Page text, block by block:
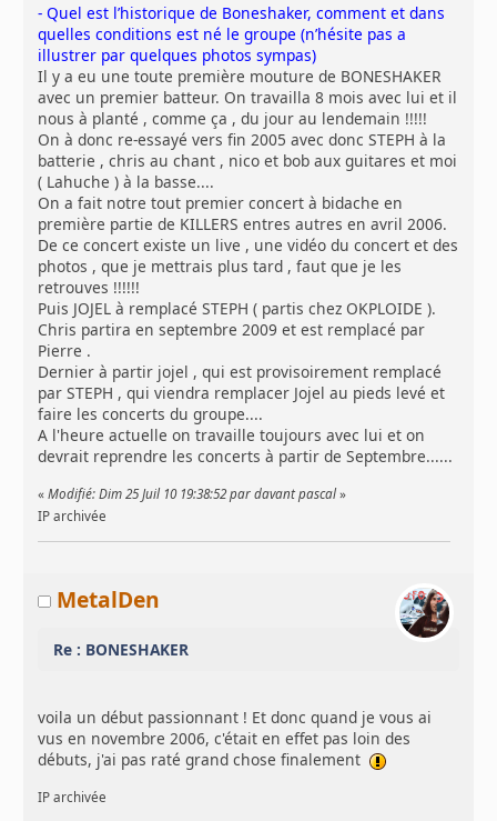
- Quel est l’historique de Boneshaker, comment et dans
quelles conditions est né le groupe (n’hésite pas a
illustrer par quelques photos sympas)
Il y a eu une toute première mouture de BONESHAKER
avec un premier batteur. On travailla 8 mois avec lui et il
nous à planté , comme ça , du jour au lendemain !!!!!
On à donc re-essayé vers fin 2005 avec donc STEPH à la
batterie , chris au chant , nico et bob aux guitares et moi
( Lahuche ) à la basse....
On a fait notre tout premier concert à bidache en
première partie de KILLERS entres autres en avril 2006.
De ce concert existe un live , une vidéo du concert et des
photos , que je mettrais plus tard , faut que je les
retrouves !!!!!!
Puis JOJEL à remplacé STEPH ( partis chez OKPLOIDE ).
Chris partira en septembre 2009 et est remplacé par
Pierre .
Dernier à partir jojel , qui est provisoirement remplacé
par STEPH , qui viendra remplacer Jojel au pieds levé et
faire les concerts du groupe....
A l'heure actuelle on travaille toujours avec lui et on
devrait reprendre les concerts à partir de Septembre......
«Modifié: Dim 25 Juil 10 19:38:52 par davant pascal»
IP archivée
MetalDen
Re : BONESHAKER
voila un début passionnant ! Et donc quand je vous ai
vus en novembre 2006, c'était en effet pas loin des
débuts, j'ai pas raté grand chose finalement
IP archivée